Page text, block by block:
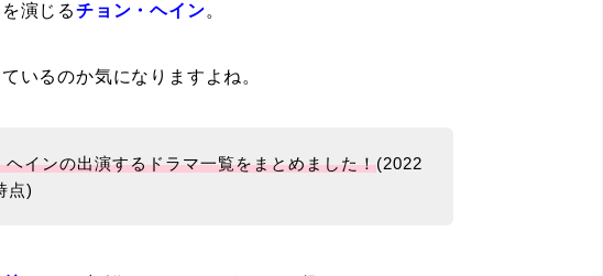
演じるチョン・ヘイン。
いるのか気になりますよね。
ヘインの出演するドラマ一覧をまとめました！(2022
点)